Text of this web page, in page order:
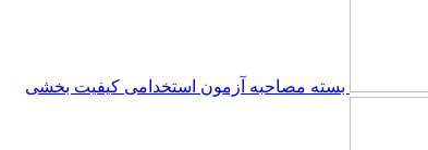
بسته مصاحبه آزمون استخدامی کیفیت بخشی